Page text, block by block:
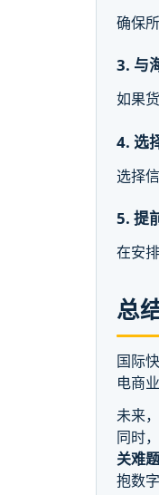
确保
3. 与
如果
4. 选
选择
5. 提
在安
总
国际
电商
未来
同时
关难
抱数